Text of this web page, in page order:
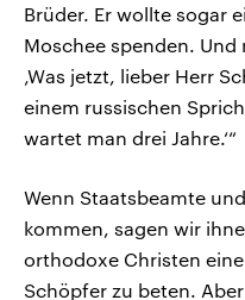
Brüder. Er wollte sogar
Moschee spenden.
‚Was jetzt, lieber Herr
einem russischen
wartet man drei Jahre.‘“
Wenn Staatsbeamte
kommen, sagen wir
orthodoxe Christen
Schöpfer zu beten.